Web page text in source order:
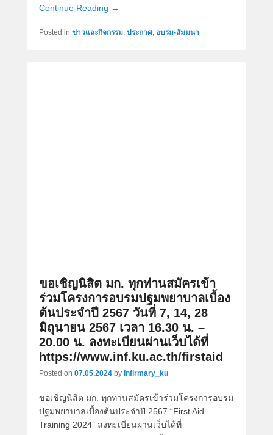
Continue Reading →
Posted in ข่าวและกิจกรรม, ประกาศ, อบรม-สัมมนา
ขอเชิญนิสิต มก. ทุกท่านสมัครเข้า
ร่วมโครงการอบรมปฐมพยาบาลเบื้อง
ต้นประจำปี 2567 วันที่ 7, 14, 28
มิถุนายน 2567 เวลา 16.30 น. –
20.00 น. ลงทะเบียนผ่านเว็บได้ที่
https://www.inf.ku.ac.th/firstaid
Posted on 07.05.2024 by infirmary_ku
ขอเชิญนิสิต มก. ทุกท่านสมัครเข้าร่วมโครงการอบรม
ปฐมพยาบาลเบื้องต้นประจำปี 2567 “First Aid
Training 2024” ลงทะเบียนผ่านเว็บได้ที่